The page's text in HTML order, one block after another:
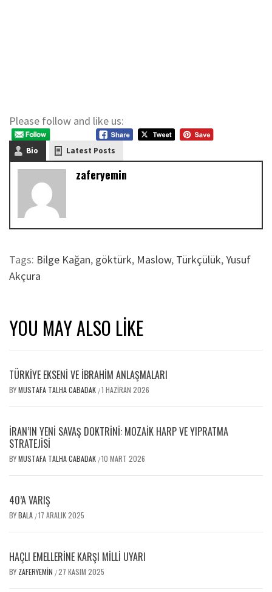
Please follow and like us:
Bio Latest Posts
zaferyemin
Tags: Bilge Kağan, göktürk, Maslow, Türkçülük,Yusuf
Akçura
YOU MAY ALSO LIKE
TÜRKİYE EKSENİ VE İBRAHİM ANLAŞMALARI
BYMUSTAFA TALHA CABADAK /1 HAZIRAN 2026
İRAN’IN YENI SAVAŞ DOKTRINI: MOZAIK HARP VE YIPRATMA
STRATEJISI
BYMUSTAFA TALHA CABADAK /10 MART 2026
40’A VARIŞ
BYBALA /17 ARALIK 2025
HAÇLI EMELLERİNE KARŞI MİLLİ UYARI
BY ZAFERYEMIN /27 KASIM 2025